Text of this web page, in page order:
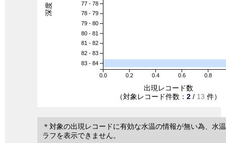
0.0 0.2 0.4 0.6 0.8
77 - 78
78 - 79
79 - 80
80 - 81
81 - 82
82 - 83
83 - 84
出現レコード数
（対象レコード件数： 2 / 13 件）
＊対象の出現レコードに有効な水温の情報が無い為、水
ラフを表示できません。